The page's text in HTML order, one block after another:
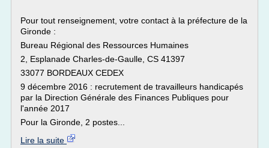
Pour tout renseignement, votre contact à la préfecture de la
Gironde :
Bureau Régional des Ressources Humaines
2, Esplanade Charles-de-Gaulle, CS 41397
33077 BORDEAUX CEDEX
9 décembre 2016 : recrutement de travailleurs handicapés
par la Direction Générale des Finances Publiques pour
l'année 2017
Pour la Gironde, 2 postes...
Lire la suite